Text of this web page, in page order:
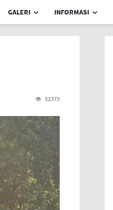
GALERI INFORMASI
52373